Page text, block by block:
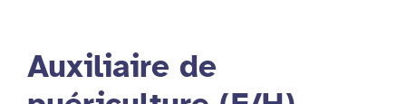
Auxiliaire de